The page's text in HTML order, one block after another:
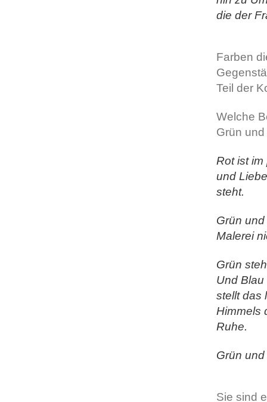
die der
Farben
Teil der
Welche
Grün
Rot ist
und
steht.
Grün
Malerei
Grün
Und
stellt das
Himmels
Ruhe.
Grün
Sie sind